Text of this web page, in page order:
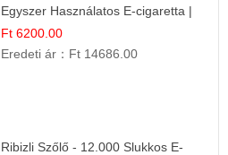
Egyszer Használatos E-cigaretta |
Prémium Ízélmény
Ft 6200.00
Eredeti ár： Ft 14686.00
Ribizli Szőlő - 12.000 Slukkos E-